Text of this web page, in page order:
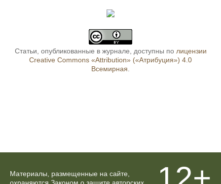
Статьи, опубликованные в журнале, доступны по лицензии
Creative Commons «Attribution» («Атрибуция») 4.0
Всемирная
Материалы, размещенные на сайте,